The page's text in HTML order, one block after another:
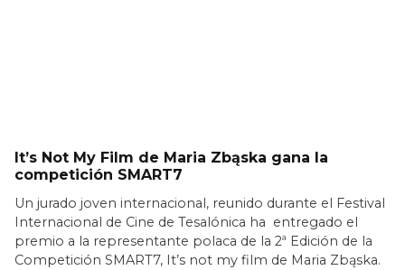
It’s Not My Film de Maria Zbąska gana la
competición SMART7
Un jurado joven internacional, reunido durante el Festival
Internacional de Cine de Tesalónica ha entregado el
premio a la representante polaca de la 2ª Edición de la
Competición SMART7, It’s not my film de Maria Zbąska.